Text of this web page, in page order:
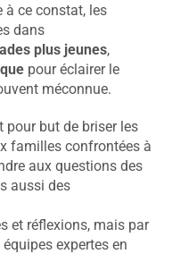
à ce constat, les
dans
plus jeunes,
pour éclairer le
méconnue.
pour but de briser les
familles confrontées à
aux questions des
aussi des
et réflexions, mais par
expertes en